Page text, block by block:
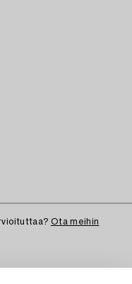
Ota meihin